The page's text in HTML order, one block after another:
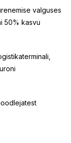
valguses
50% kasvu